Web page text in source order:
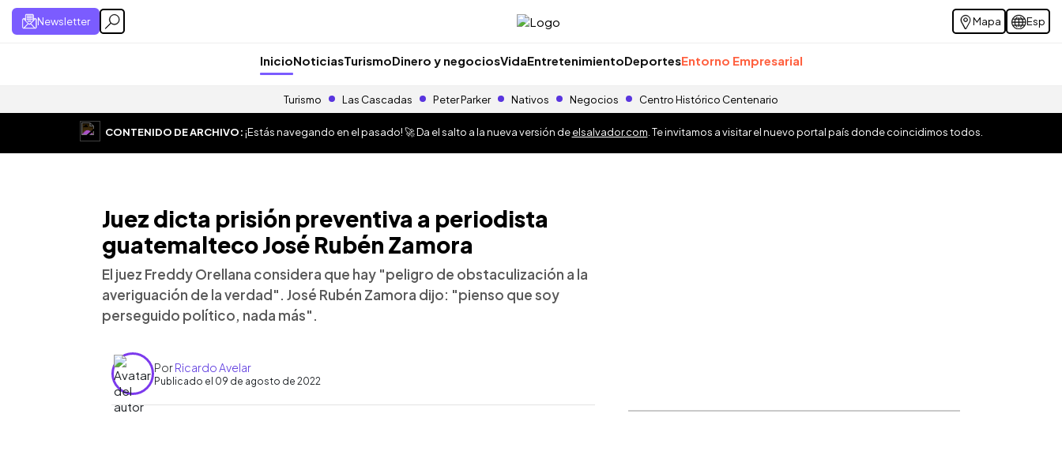
Newsletter Mapa Esp
InicioNoticiasTurismoDinero y negociosVidaEntretenimientoDeportesEntorno Empresarial
Turismo Las Cascadas Peter Parker Nativos Negocios Centro Histórico Centenario
CONTENIDO DE ARCHIVO:¡Estás navegando en el pasado! 🚀 Da el salto a la nueva versión deelsalvador.com . Te invitamos a visitar el nuevo portal país donde coincidimos todos.
Juez dicta prisión preventiva a periodista
guatemalteco José Rubén Zamora
El juez Freddy Orellana considera que hay "peligro de obstaculización a la
averiguación de la verdad". José Rubén Zamora dijo: "pienso que soy
perseguido político, nada más".
PorRicardo Avelar
Publicado el 09 de agosto de 2022